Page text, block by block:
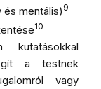
mentális) 9
10
a testnek
vagy